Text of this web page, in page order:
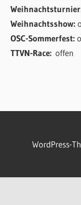
Weihnachtsshow:
OSC-Sommerfest:
TTVN-Race:offen
WordPress-